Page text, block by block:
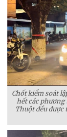
Chốt kiểm soát
hết các phương
Thuột đều được